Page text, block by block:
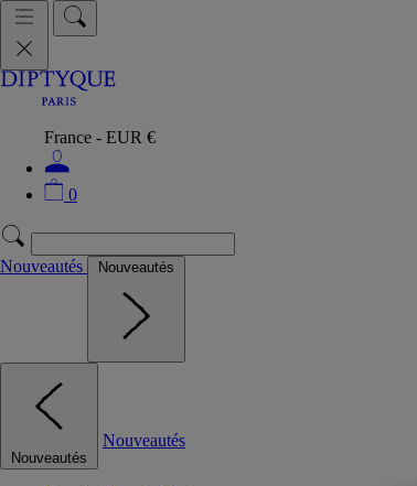
France - EUR €
0
Nouveautés Nouveautés
Nouveautés
Nouveautés